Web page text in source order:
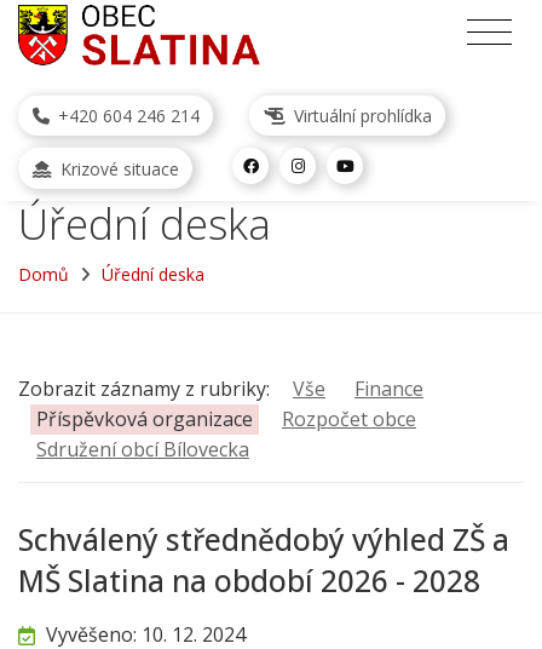
+420 604 246 214 Virtuální prohlídka
Krizové situace
Úřední deska
Domů Úřední deska
Zobrazit záznamy z rubriky: Vše
Finance
Příspěvková organizace
Rozpočet obce
Sdružení obcí Bílovecka
Schválený střednědobý výhled ZŠ a
MŠ Slatina na období 2026 - 2028
Vyvěšeno: 10. 12. 2024